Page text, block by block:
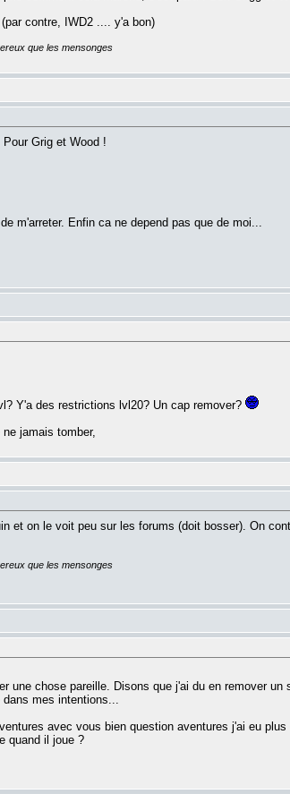
contre, IWD2 .... y'a bon)
que les mensonges
Grig et Wood !
m'arreter. Enfin ca ne depend pas que de moi...
Y'a des restrictions lvl20? Un cap remover?
jamais tomber,
et on le voit peu sur les forums (doit bosser). On
que les mensonges
une chose pareille. Disons que j'ai du en remover
mes intentions...
avec vous bien question aventures j'ai eu
quand il joue ?